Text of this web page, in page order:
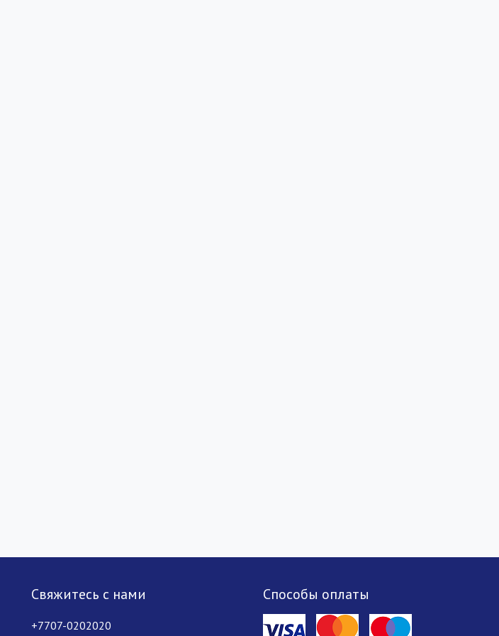
Свяжитесь с нами
+7707-0202020
Способы оплаты